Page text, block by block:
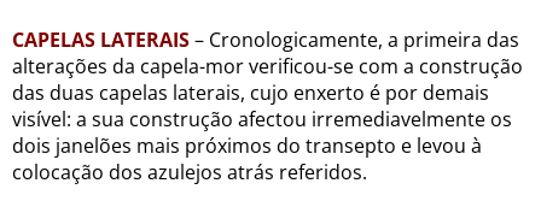
CAPELAS LATERAIS– Cronologicamente, a primeira das
alterações da capela-mor verificou-se com a construção
das duas capelas laterais, cujo enxerto é por demais
visível: a sua construção afectou irremediavelmente os
dois janelões mais próximos do transepto e levou à
colocação dos azulejos atrás referidos.